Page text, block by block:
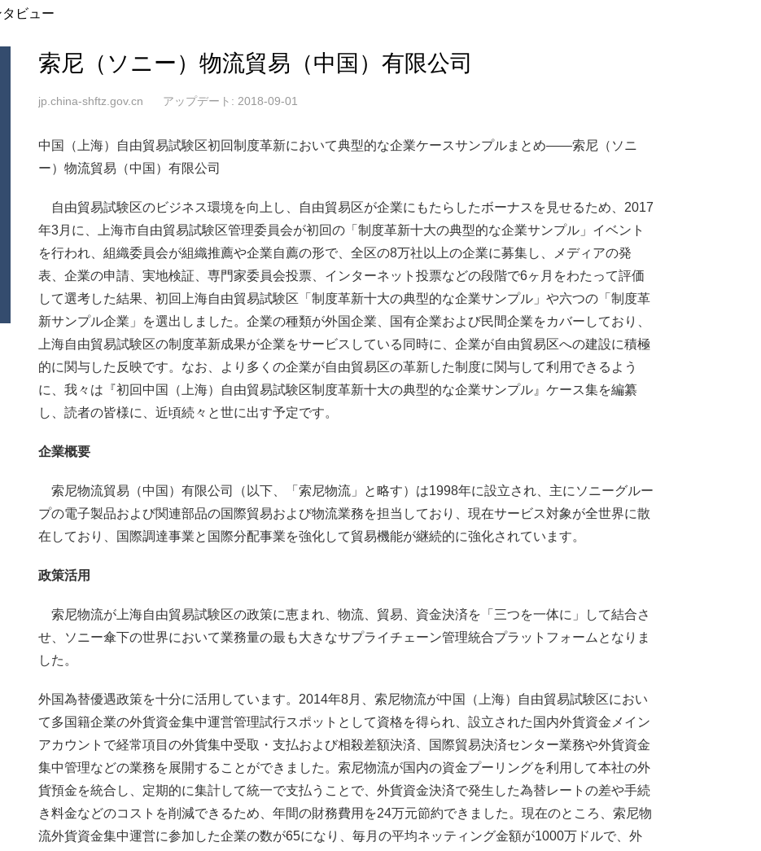
タビュー
索尼（ソニー）物流貿易（中国）有限公司
jp.china-shftz.gov.cn アップデート: 2018-09-01
中国（上海）自由貿易試験区初回制度革新において典型的な企業ケースサンプルまとめ——索尼（ソニ
ー）物流貿易（中国）有限公司
自由貿易試験区のビジネス環境を向上し、自由貿易区が企業にもたらしたボーナスを見せるため、2017
年3月に、上海市自由貿易試験区管理委員会が初回の「制度革新十大の典型的な企業サンプル」イベント
を行われ、組織委員会が組織推薦や企業自薦の形で、全区の8万社以上の企業に募集し、メディアの発
表、企業の申請、実地検証、専門家委員会投票、インターネット投票などの段階で6ヶ月をわたって評価
して選考した結果、初回上海自由貿易試験区「制度革新十大の典型的な企業サンプル」や六つの「制度革
新サンプル企業」を選出しました。企業の種類が外国企業、国有企業および民間企業をカバーしており、
上海自由貿易試験区の制度革新成果が企業をサービスしている同時に、企業が自由貿易区への建設に積極
的に関与した反映です。なお、より多くの企業が自由貿易区の革新した制度に関与して利用できるよう
に、我々は『初回中国（上海）自由貿易試験区制度革新十大の典型的な企業サンプル』ケース集を編纂
し、読者の皆様に、近頃続々と世に出す予定です。
企業概要
索尼物流貿易（中国）有限公司（以下、「索尼物流」と略す）は1998年に設立され、主にソニーグルー
プの電子製品および関連部品の国際貿易および物流業務を担当しており、現在サービス対象が全世界に散
在しており、国際調達事業と国際分配事業を強化して貿易機能が継続的に強化されています。
政策活用
索尼物流が上海自由貿易試験区の政策に恵まれ、物流、貿易、資金決済を「三つを一体に」して結合さ
せ、ソニー傘下の世界において業務量の最も大きなサプライチェーン管理統合プラットフォームとなりま
した。
外国為替優遇政策を十分に活用しています。2014年8月、索尼物流が中国（上海）自由貿易試験区におい
て多国籍企業の外貨資金集中運営管理試行スポットとして資格を得られ、設立された国内外貨資金メイン
アカウントで経常項目の外貨集中受取・支払および相殺差額決済、国際貿易決済センター業務や外貨資金
集中管理などの業務を展開することができました。索尼物流が国内の資金プーリングを利用して本社の外
貨預金を統合し、定期的に集計して統一で支払うことで、外貨資金決済で発生した為替レートの差や手続
き料金などのコストを削減できるため、年間の財務費用を24万元節約できました。現在のところ、索尼物
流外貨資金集中運営に参加した企業の数が65になり、毎月の平均ネッティング金額が1000万ドルで、外